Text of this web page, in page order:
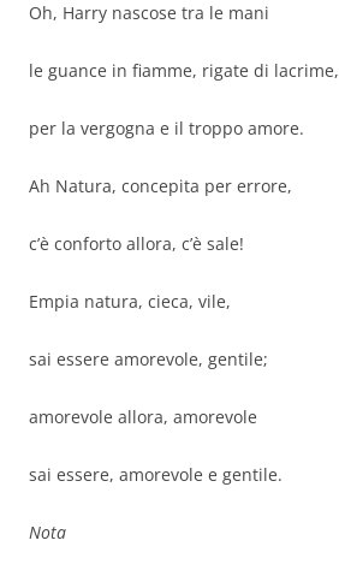
Oh, Harry nascose tra le mani
le guance in fiamme, rigate di lacrime,
per la vergogna e il troppo amore.
Ah Natura, concepita per errore,
c’è conforto allora, c’è sale!
Empia natura, cieca, vile,
sai essere amorevole, gentile;
amorevole allora, amorevole
sai essere, amorevole e gentile.
Nota